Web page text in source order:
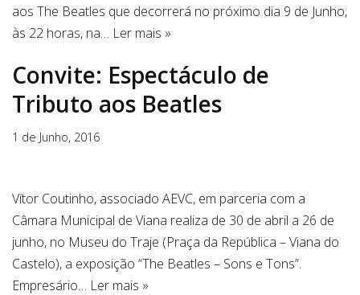
aos The Beatles que decorrerá no próximo dia 9 de Junho,
às 22 horas, na… Ler mais »
Convite: Espectáculo de
Tributo aos Beatles
1 de Junho, 2016
Vítor Coutinho, associado AEVC, em parceria com a
Câmara Municipal de Viana realiza de 30 de abril a 26 de
junho, no Museu do Traje (Praça da República – Viana do
Castelo), a exposição “The Beatles – Sons e Tons”.
Empresário… Ler mais »